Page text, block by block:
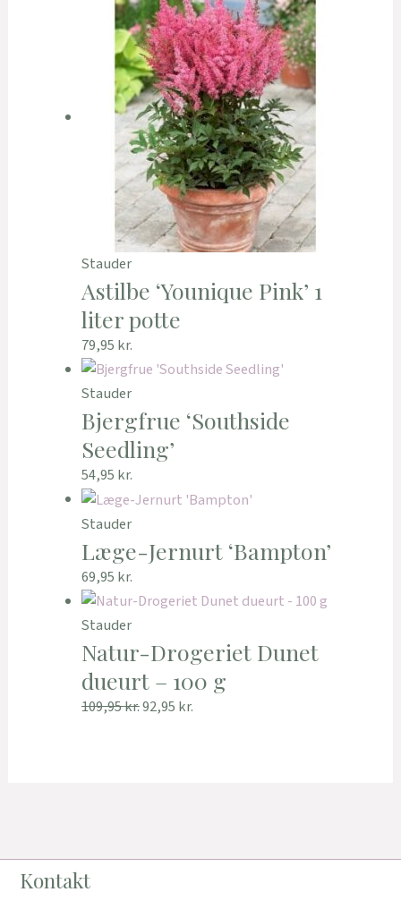
Stauder
Astilbe ‘Younique Pink’ 1
liter potte
79,95 kr.
Stauder
Bjergfrue ‘Southside
Seedling’
54,95 kr.
Stauder
Læge-Jernurt ‘Bampton’
69,95 kr.
Stauder
Natur-Drogeriet Dunet
dueurt – 100 g
109,95kr.92,95 kr.
Kontakt